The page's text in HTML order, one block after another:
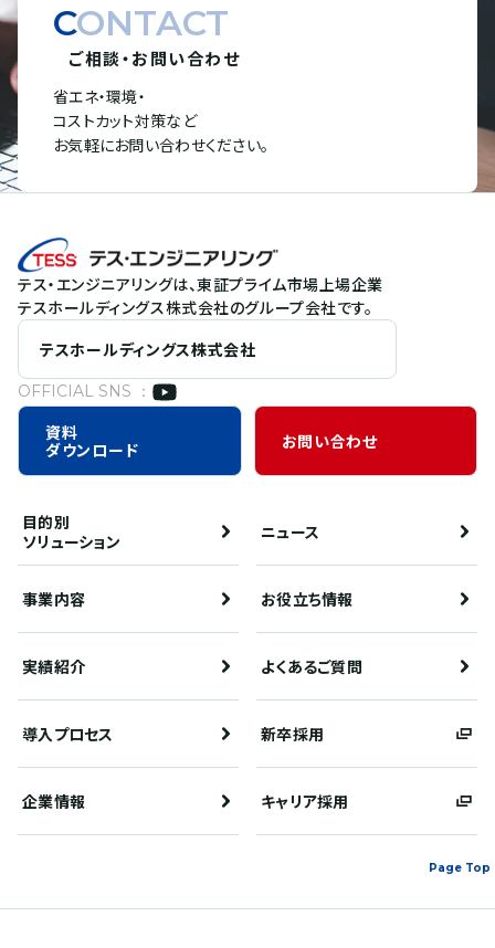
CONTACT
ご相談・お問い合わせ
省エネ・環境・
コストカット対策など
お気軽にお問い合わせください。
テス・エンジニアリングは、東証プライム市場上場企業
テスホールディングス株式会社のグループ会社です。
テスホールディングス株式会社
OFFICIAL SNS ：
資料
ダウンロード
お問い合わせ
目的別
ソリューション
ニュース
事業内容 お役立ち情報
実績紹介 よくあるご質問
導入プロセス 新卒採用
企業情報 キャリア採用
Page Top